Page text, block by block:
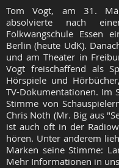
Tom Vogt, am 31.
absolvierte nach
Folkwangschule Essen
Berlin (heute UdK).
und am Theater in
Vogt freischaffend als
Hörspiele und
TV-Dokumentationen. Im
Stimme von
Chris Noth (Mr. Big aus
ist auch oft in der
hören. Unter anderem
Marken seine Stimme:
Mehr Informationen in